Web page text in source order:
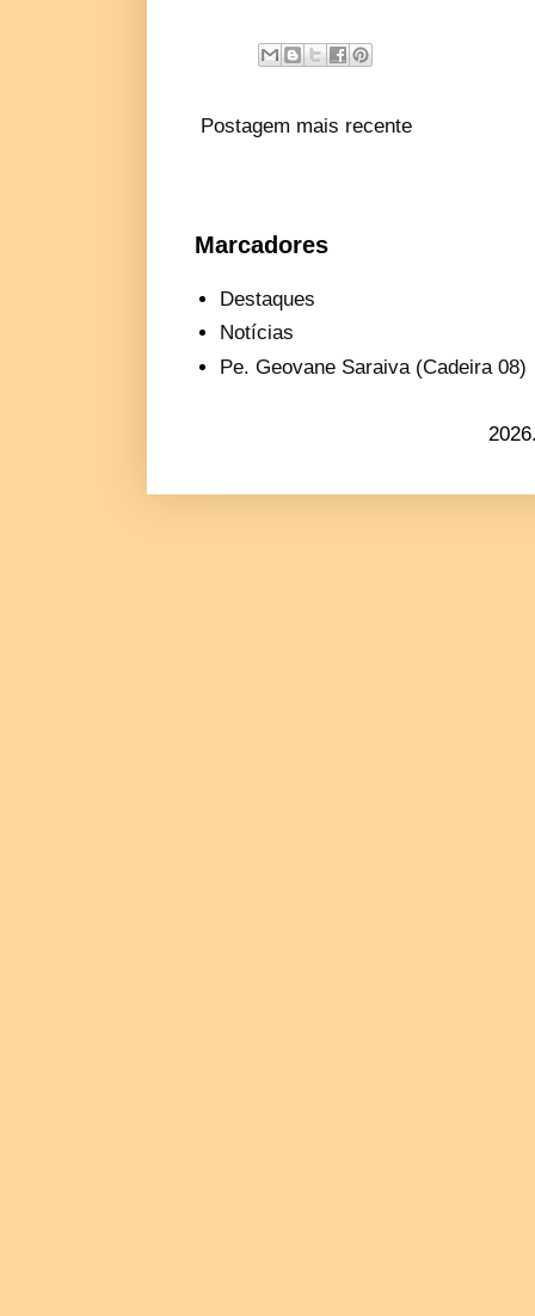
Postagem mais recente
Marcadores
Destaques
Notícias
Pe. Geovane Saraiva (Cadeira 08)